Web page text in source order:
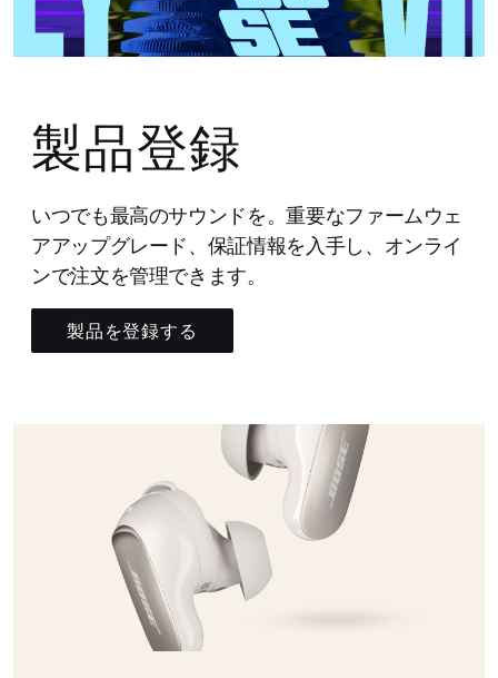
製品登録
いつでも最高のサウンドを。重要なファームウェ
アアップグレード、保証情報を入手し、オンライ
ンで注文を管理できます。
製品を登録する